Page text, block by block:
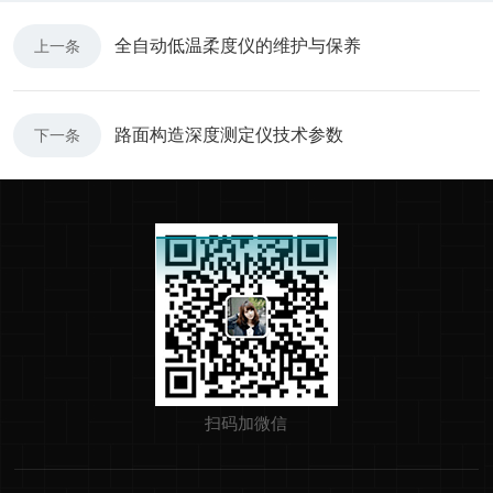
上一条 全自动低温柔度仪的维护与保养
下一条 路面构造深度测定仪技术参数
扫码加微信